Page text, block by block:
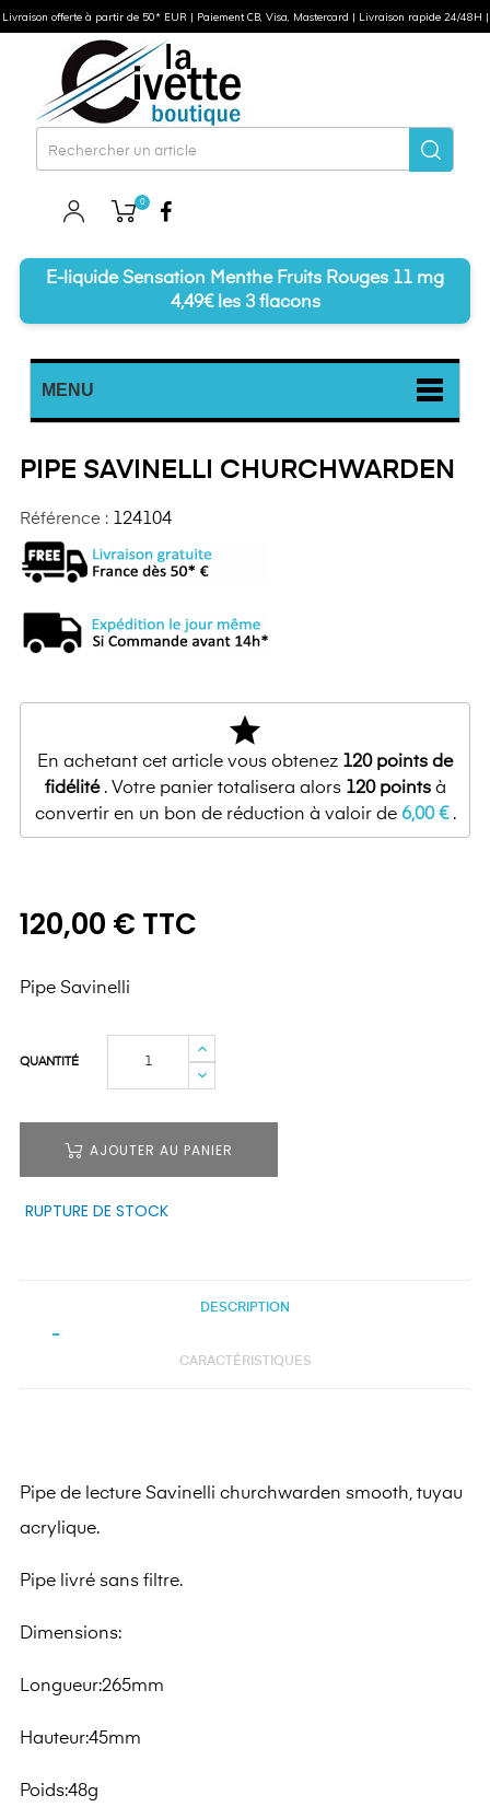
0
E-liquide Sensation Menthe Fruits Rouges 11 mg
4,49€ les 3 flacons
MENU
PIPE SAVINELLI CHURCHWARDEN
Référence : 124104
star
En achetant cet article vous obtenez 120points de
fidélité. Votre panier totalisera alors 120pointsà
convertir en un bon de réduction à valoir de 6,00 €.
120,00 € TTC
Pipe Savinelli
QUANTITÉ
AJOUTER AU PANIER
RUPTURE DE STOCK
DESCRIPTION
CARACTÉRISTIQUES
Pipe de lecture Savinelli churchwarden smooth, tuyau
acrylique.
Pipe livré sans filtre.
Dimensions:
Longueur:265mm
Hauteur:45mm
Poids:48g
Livraison offerte à partir de 50* EUR | Paiement CB, Visa, Mastercard | Livraison rapide 24/48H |